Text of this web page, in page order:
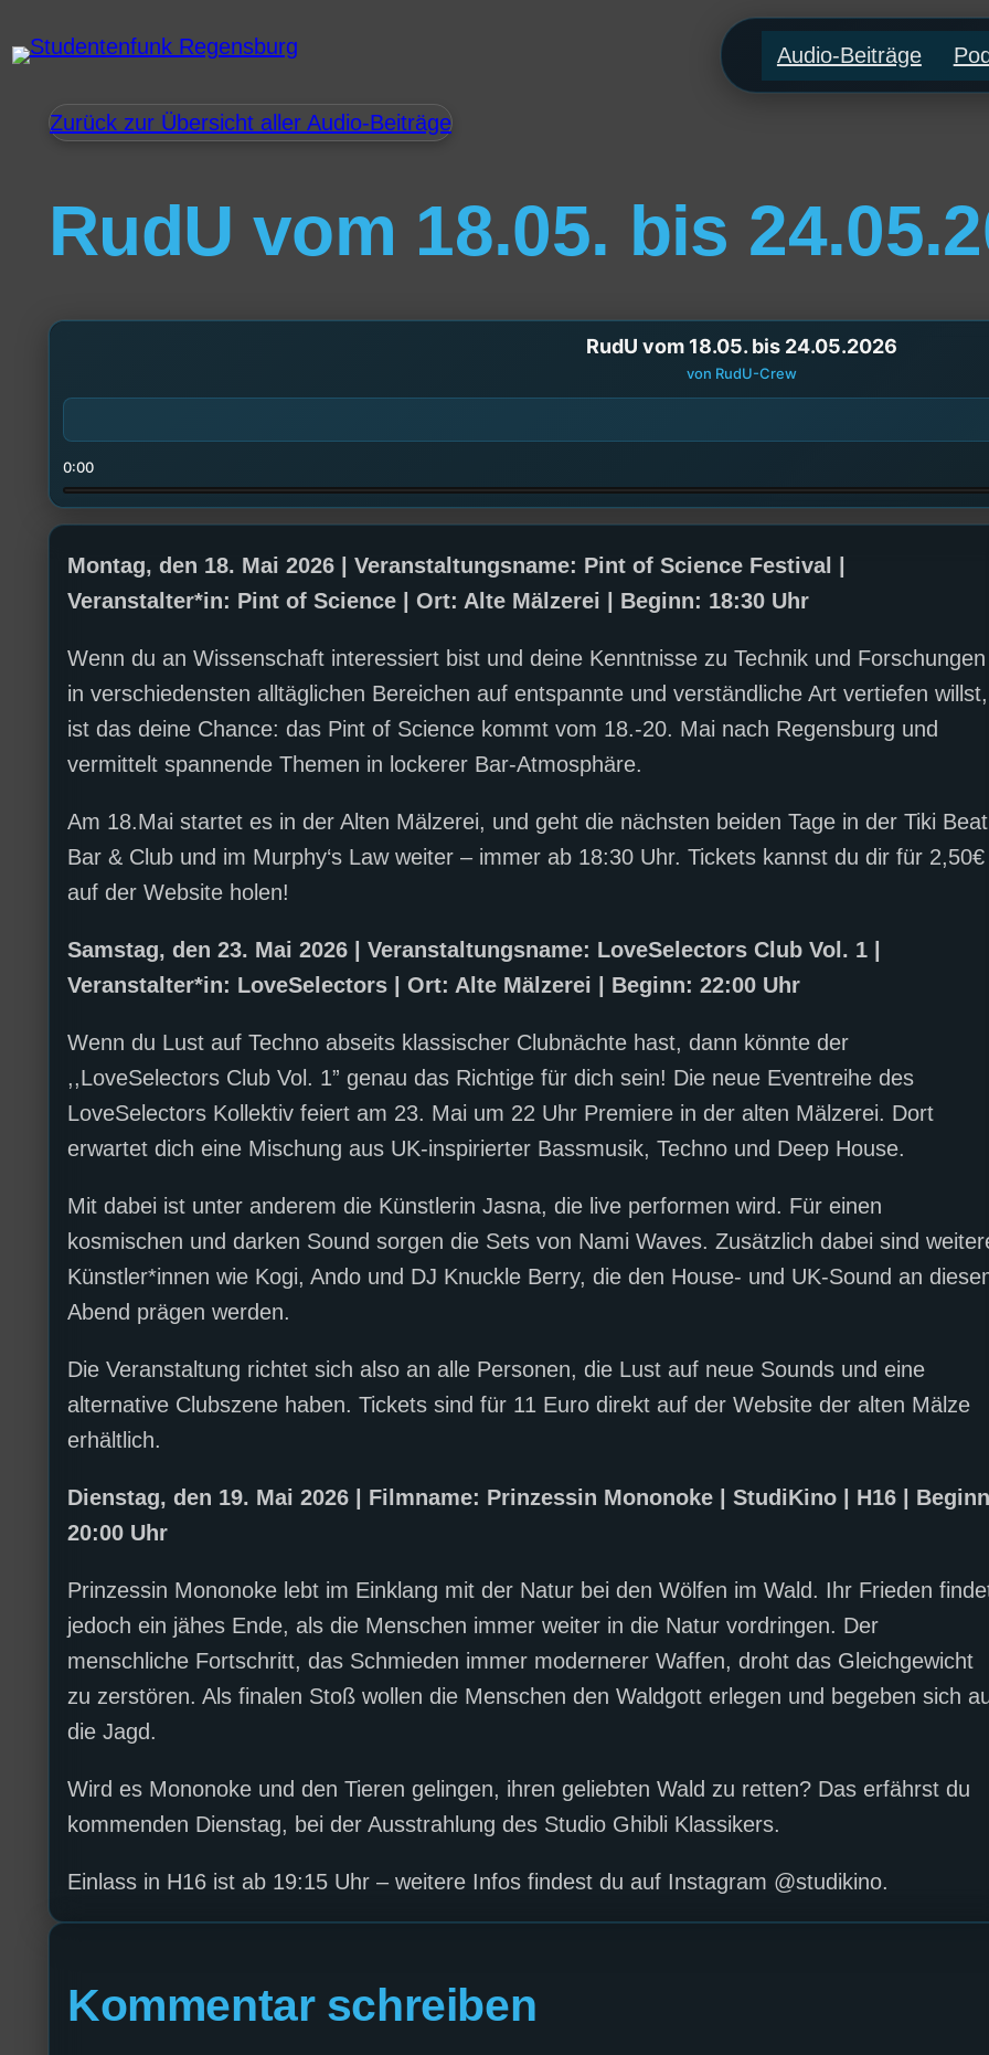
Audio-Beiträge
Zurück zur Übersicht aller Audio-Beiträge
RudU vom 18.05. bis
RudU vom 18.05. bis 24.05.2026
von RudU-Crew
0:00
Montag, den 18. Mai 2026 | Veranstaltungsname: Pint of Science Festival |
Veranstalter*in: Pint of Science | Ort: Alte Mälzerei | Beginn: 18:30 Uhr
Wenn du an Wissenschaft interessiert bist und deine Kenntnisse zu Technik und Forschungen
in verschiedensten alltäglichen Bereichen auf entspannte und verständliche Art vertiefen willst,
ist das deine Chance: das Pint of Science kommt vom 18.-20. Mai nach Regensburg und
vermittelt spannende Themen in lockerer Bar-Atmosphäre.
Am 18.Mai startet es in der Alten Mälzerei, und geht die nächsten beiden Tage in der Tiki Beat
Bar & Club und im Murphy‘s Law weiter – immer ab 18:30 Uhr. Tickets kannst du dir für 2,50€
auf der Website holen!
Samstag, den 23. Mai 2026 | Veranstaltungsname: LoveSelectors Club Vol. 1 |
Veranstalter*in: LoveSelectors | Ort: Alte Mälzerei | Beginn: 22:00 Uhr
Wenn du Lust auf Techno abseits klassischer Clubnächte hast, dann könnte der
,,LoveSelectors Club Vol. 1” genau das Richtige für dich sein! Die neue Eventreihe des
LoveSelectors Kollektiv feiert am 23. Mai um 22 Uhr Premiere in der alten Mälzerei. Dort
erwartet dich eine Mischung aus UK-inspirierter Bassmusik, Techno und Deep House.
Mit dabei ist unter anderem die Künstlerin Jasna, die live performen wird. Für einen
kosmischen und darken Sound sorgen die Sets von Nami Waves. Zusätzlich dabei sind
Künstler*innen wie Kogi, Ando und DJ Knuckle Berry, die den House- und UK-Sound an
Abend prägen werden.
Die Veranstaltung richtet sich also an alle Personen, die Lust auf neue Sounds und eine
alternative Clubszene haben. Tickets sind für 11 Euro direkt auf der Website der alten Mälze
erhältlich.
Dienstag, den 19. Mai 2026 | Filmname: Prinzessin Mononoke | StudiKino | H16 |
20:00 Uhr
Prinzessin Mononoke lebt im Einklang mit der Natur bei den Wölfen im Wald. Ihr Frieden
jedoch ein jähes Ende, als die Menschen immer weiter in die Natur vordringen. Der
menschliche Fortschritt, das Schmieden immer modernerer Waffen, droht das Gleichgewicht
zu zerstören. Als finalen Stoß wollen die Menschen den Waldgott erlegen und begeben sich
die Jagd.
Wird es Mononoke und den Tieren gelingen, ihren geliebten Wald zu retten? Das erfährst du
kommenden Dienstag, bei der Ausstrahlung des Studio Ghibli Klassikers.
Einlass in H16 ist ab 19:15 Uhr – weitere Infos findest du auf Instagram @studikino.
Kommentar schreiben